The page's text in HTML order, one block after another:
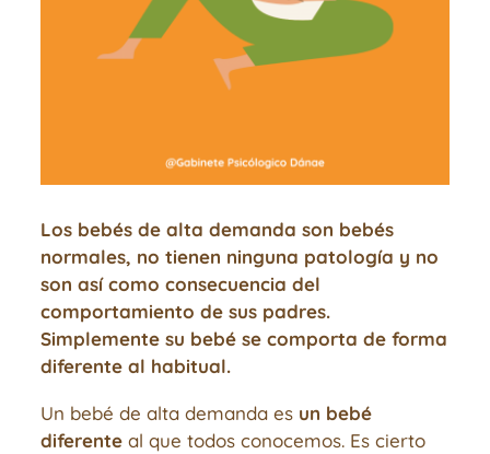
Los bebés de alta demanda son bebés
normales, no tienen ninguna patología y no
son así como consecuencia del
comportamiento de sus padres.
Simplemente su bebé se comporta de forma
diferente al habitual.
Un bebé de alta demanda es un bebé
diferenteal que todos conocemos. Es cierto